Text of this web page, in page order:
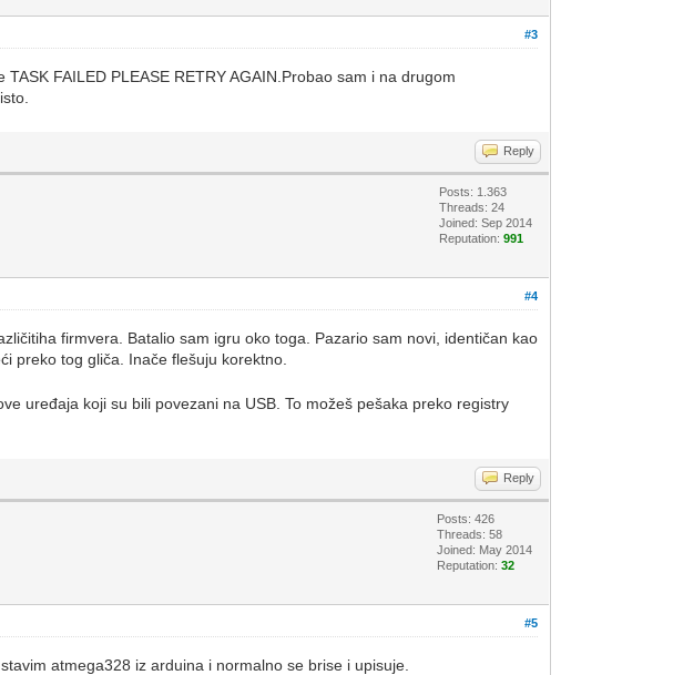
#3
FAILED PLEASE RETRY AGAIN.Probao sam i na drugom
Reply
Posts: 1.363
Threads: 24
Joined: Sep 2014
Reputation:991
#4
firmvera. Batalio sam igru oko toga. Pazario sam novi, identičan kao
preko tog gliča. Inače flešuju korektno.
uređaja koji su bili povezani na USB. To možeš pešaka preko registry
Reply
Posts: 426
Threads: 58
Joined: May 2014
Reputation:32
#5
atmega328 iz arduina i normalno se brise i upisuje.